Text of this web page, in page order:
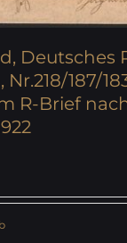
Deutsches
187/
R-Brief